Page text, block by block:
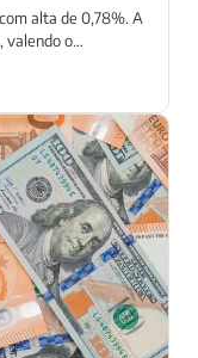
alta de 0,78%. A
valendo o